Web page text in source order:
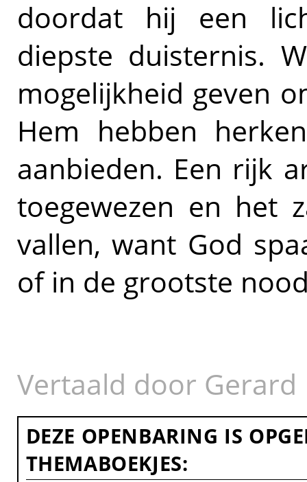
doordat hij een
diepste duisternis.
mogelijkheid geven
Hem hebben
aanbieden. Een rijk
toegewezen en het
vallen, want God
of in de grootste
Vertaald door Gerard
DEZE OPENBARING IS
THEMABOEKJES: